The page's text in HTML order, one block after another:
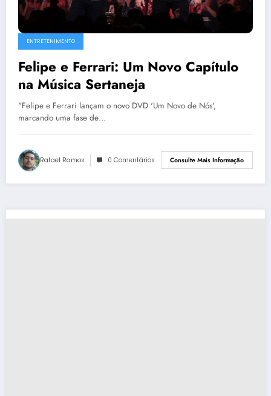
ENTRETENIMENTO
Felipe e Ferrari: Um Novo Capítulo
na Música Sertaneja
"Felipe e Ferrari lançam o novo DVD 'Um Novo de Nós',
marcando uma fase de…
Rafael Ramos 0 Comentários Consulte Mais Informação